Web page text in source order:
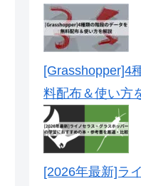
[Grasshopper]4
料配布＆使い方
[2026年最新]ラ